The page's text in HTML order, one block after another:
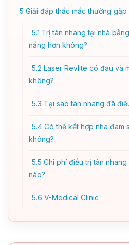
5 Giải đáp thắc mắc thường
5.1 Trị tàn nhang tại nhà
nắng hơn không?
5.2 Laser Revlite có đau và
không?
5.3 Tại sao tàn nhang đã
5.4 Có thể kết hợp nha đam
không?
5.5 Chi phí điều trị tàn
nào?
5.6 V-Medical Clinic